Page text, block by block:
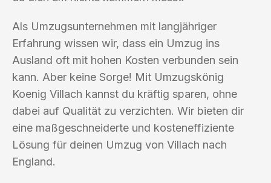
Als Umzugsunternehmen mit langjähriger
Erfahrung wissen wir, dass ein Umzug ins
Ausland oft mit hohen Kosten verbunden sein
kann. Aber keine Sorge! Mit Umzugskönig
Koenig Villach kannst du kräftig sparen, ohne
dabei auf Qualität zu verzichten. Wir bieten dir
eine maßgeschneiderte und kosteneffiziente
Lösung für deinen Umzug von Villach nach
England.